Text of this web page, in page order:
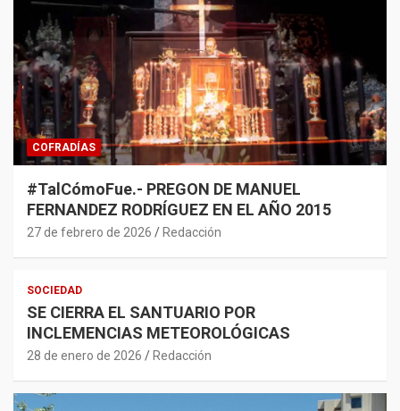
COFRADÍAS
#TalCómoFue.- PREGON DE MANUEL
FERNANDEZ RODRÍGUEZ EN EL AÑO 2015
27 de febrero de 2026 Redacción
SOCIEDAD
SE CIERRA EL SANTUARIO POR
INCLEMENCIAS METEOROLÓGICAS
28 de enero de 2026 Redacción